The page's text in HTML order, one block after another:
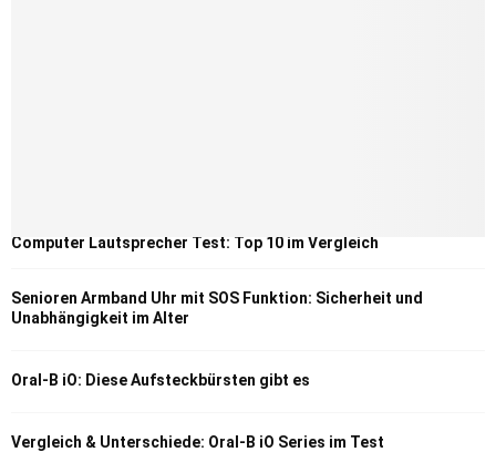
Computer Lautsprecher Test: Top 10 im Vergleich
Senioren Armband Uhr mit SOS Funktion: Sicherheit und
Unabhängigkeit im Alter
Oral-B iO: Diese Aufsteckbürsten gibt es
Vergleich & Unterschiede: Oral-B iO Series im Test